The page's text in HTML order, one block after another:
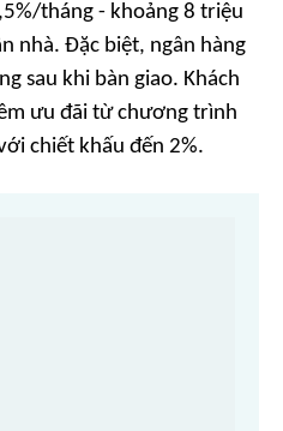
tháng - khoảng 8 triệu
nhà. Đặc biệt, ngân hàng
sau khi bàn giao. Khách
ưu đãi từ chương trình
chiết khấu đến 2%.